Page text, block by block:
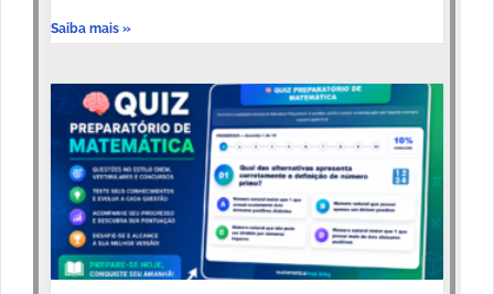
Saiba mais »